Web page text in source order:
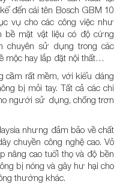
đến cái tên Bosch GBM 10
vụ cho các công việc như
bề mặt vật liệu có độ cứng
chuyên sử dụng trong các
mộc hay lắp đặt nội thất…
cầm rất mềm, với kiểu dáng
bị mỏi tay. Tất cả các chi
người sử dụng, chống trơn
nhưng đảm bảo về chất
chuyền công nghệ cao. Vỏ
nâng cao tuổi thọ và độ bền
bị nóng và gây hư hại cho
thường khác.